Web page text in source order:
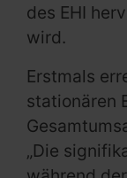
des EHI
wird.
Erstmals
stationären
„Die